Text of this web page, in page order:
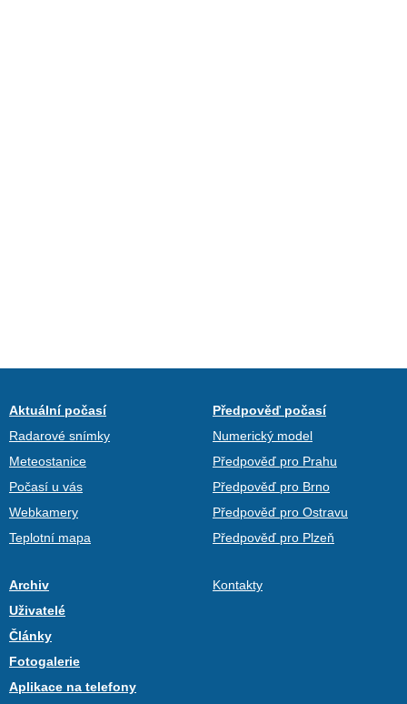
Aktuální počasí
Radarové snímky
Meteostanice
Počasí u vás
Webkamery
Teplotní mapa
Předpověď počasí
Numerický model
Předpověď pro Prahu
Předpověď pro Brno
Předpověď pro Ostravu
Předpověď pro Plzeň
Archiv
Uživatelé
Články
Fotogalerie
Aplikace na telefony
Kontakty